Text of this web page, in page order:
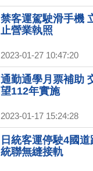
禁客運駕駛滑手機
止營業執照
2023-01-27 10:47:20
通勤通學月票補助
望112年實施
2023-01-17 15:24:28
日統客運停駛4國道
統聯無縫接軌